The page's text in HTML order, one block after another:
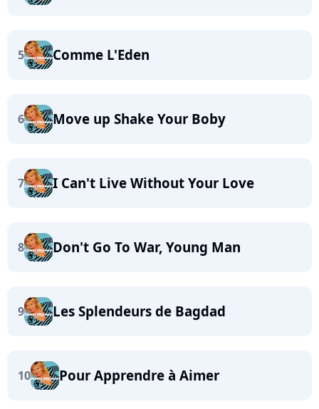
5 Comme L'Eden
6 Move up Shake Your Boby
7 I Can't Live Without Your Love
8 Don't Go To War, Young Man
9 Les Splendeurs de Bagdad
10 Pour Apprendre à Aimer